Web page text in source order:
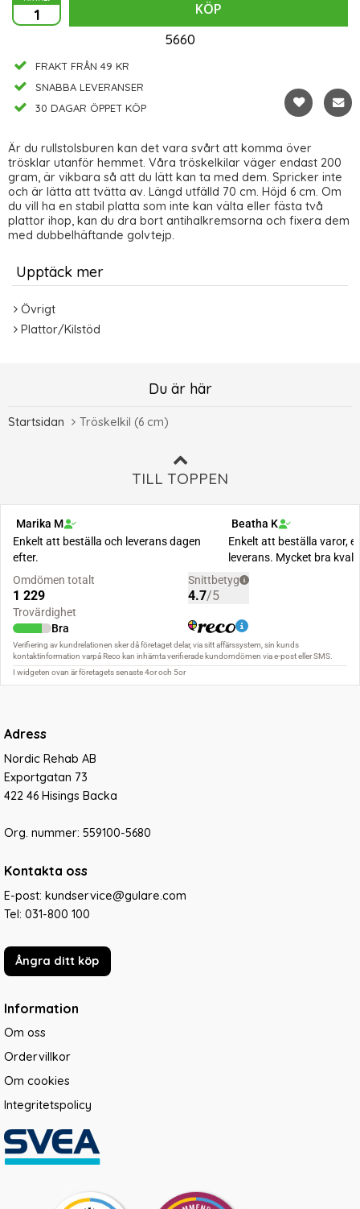
KÖP
5660
FRAKT FRÅN 49 KR
SNABBA LEVERANSER
30 DAGAR ÖPPET KÖP
Är du rullstolsburen kan det vara svårt att komma över
trösklar utanför hemmet. Våra tröskelkilar väger endast 200
gram, är vikbara så att du lätt kan ta med dem. Spricker inte
och är lätta att tvätta av. Längd utfälld 70 cm. Höjd 6 cm. Om
du vill ha en stabil platta som inte kan välta eller fästa två
plattor ihop, kan du dra bort antihalkremsorna och fixera dem
med dubbelhäftande golvtejp.
Upptäck mer
Övrigt
Plattor/Kilstöd
Du är här
Startsidan Tröskelkil (6 cm)
TILL TOPPEN
Adress
Nordic Rehab AB
Exportgatan 73
422 46 Hisings Backa
Org. nummer: 559100-5680
Kontakta oss
E-post: kundservice@gulare.com
Tel: 031-800 100
Ångra ditt köp
Information
Om oss
Ordervillkor
Om cookies
Integritetspolicy